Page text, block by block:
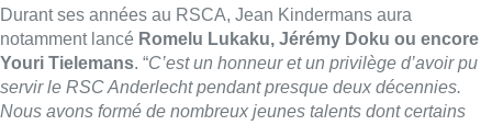
Durant ses années au RSCA, Jean Kindermans aura
notamment lancé Romelu Lukaku, Jérémy Doku ou encore
Youri Tielemans. “C’est un honneur et un privilège d’avoir pu
servir le RSC Anderlecht pendant presque deux décennies.
Nous avons formé de nombreux jeunes talents dont certains